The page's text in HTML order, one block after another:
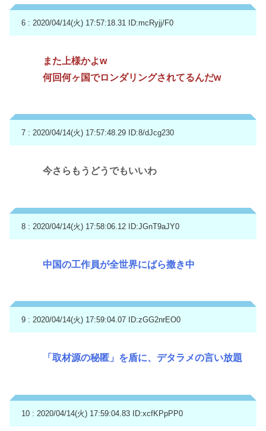
6 : 2020/04/14(火) 17:57:18.31 ID:mcRyjj/F0
また上様かよw
何回何ヶ国でロンダリングされてるんだw
7 : 2020/04/14(火) 17:57:48.29 ID:8/dJcg230
今さらもうどうでもいいわ
8 : 2020/04/14(火) 17:58:06.12 ID:JGnT9aJY0
中国の工作員が全世界にばら撒き中
9 : 2020/04/14(火) 17:59:04.07 ID:zGG2nrEO0
「取材源の秘匿」を盾に、デタラメの言い放題
10 : 2020/04/14(火) 17:59:04.83 ID:xcfKPpPP0